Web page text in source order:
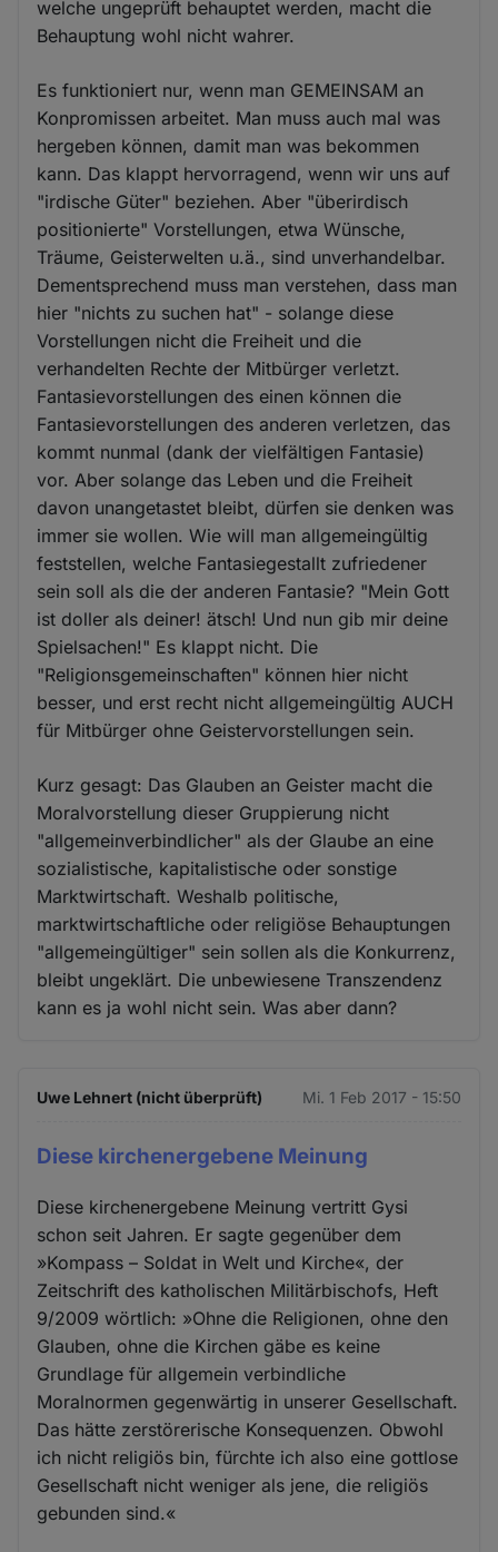
welche ungeprüft behauptet werden, macht die
Behauptung wohl nicht wahrer.
Es funktioniert nur, wenn man GEMEINSAM an
Konpromissen arbeitet. Man muss auch mal was
hergeben können, damit man was bekommen
kann. Das klappt hervorragend, wenn wir uns auf
"irdische Güter" beziehen. Aber "überirdisch
positionierte" Vorstellungen, etwa Wünsche,
Träume, Geisterwelten u.ä., sind unverhandelbar.
Dementsprechend muss man verstehen, dass man
hier "nichts zu suchen hat" - solange diese
Vorstellungen nicht die Freiheit und die
verhandelten Rechte der Mitbürger verletzt.
Fantasievorstellungen des einen können die
Fantasievorstellungen des anderen verletzen, das
kommt nunmal (dank der vielfältigen Fantasie)
vor. Aber solange das Leben und die Freiheit
davon unangetastet bleibt, dürfen sie denken was
immer sie wollen. Wie will man allgemeingültig
feststellen, welche Fantasiegestallt zufriedener
sein soll als die der anderen Fantasie? "Mein Gott
ist doller als deiner! ätsch! Und nun gib mir deine
Spielsachen!" Es klappt nicht. Die
"Religionsgemeinschaften" können hier nicht
besser, und erst recht nicht allgemeingültig AUCH
für Mitbürger ohne Geistervorstellungen sein.
Kurz gesagt: Das Glauben an Geister macht die
Moralvorstellung dieser Gruppierung nicht
"allgemeinverbindlicher" als der Glaube an eine
sozialistische, kapitalistische oder sonstige
Marktwirtschaft. Weshalb politische,
marktwirtschaftliche oder religiöse Behauptungen
"allgemeingültiger" sein sollen als die Konkurrenz,
bleibt ungeklärt. Die unbewiesene Transzendenz
kann es ja wohl nicht sein. Was aber dann?
Uwe Lehnert (nicht überprüft) Mi. 1 Feb 2017 - 15:50
Diese kirchenergebene Meinung
Diese kirchenergebene Meinung vertritt Gysi
schon seit Jahren. Er sagte gegenüber dem
»Kompass – Soldat in Welt und Kirche«, der
Zeitschrift des katholischen Militärbischofs, Heft
9/2009 wörtlich: »Ohne die Religionen, ohne den
Glauben, ohne die Kirchen gäbe es keine
Grundlage für allgemein verbindliche
Moralnormen gegenwärtig in unserer Gesellschaft.
Das hätte zerstörerische Konsequenzen. Obwohl
ich nicht religiös bin, fürchte ich also eine gottlose
Gesellschaft nicht weniger als jene, die religiös
gebunden sind.«